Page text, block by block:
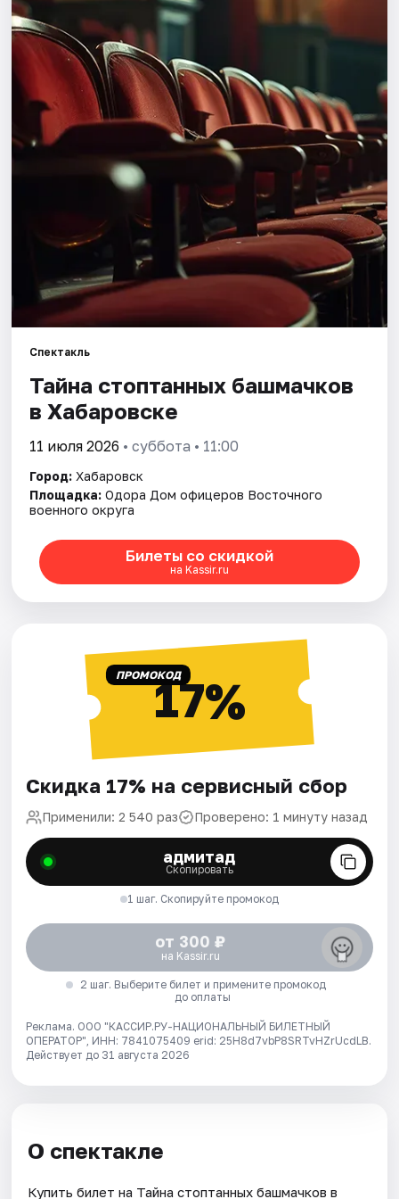
Города
Площадки
Артисты
Рейтинги
Спектакль
Тайна стоптанных башмачков
в Хабаровске
11 июля 2026 • суббота • 11:00
Город: Хабаровск
Площадка: Одора Дом офицеров Восточного
военного округа
Билеты со скидкой
на Kassir.ru
ПРОМОКОД17%
Скидка 17% на сервисный сбор
Применили: 2 540 раз Проверено: 1 минуту назад
адмитад
Скопировать
1 шаг. Скопируйте промокод
от 300 ₽
на Kassir.ru
2 шаг. Выберите билет и примените промокод
до оплаты
Реклама. ООО "КАССИР.РУ-НАЦИОНАЛЬНЫЙ БИЛЕТНЫЙ
ОПЕРАТОР", ИНН: 7841075409 erid: 25H8d7vbP8SRTvHZrUcdLB.
Действует до 31 августа 2026
О спектакле
Купить билет на Тайна стоптанных башмачков в